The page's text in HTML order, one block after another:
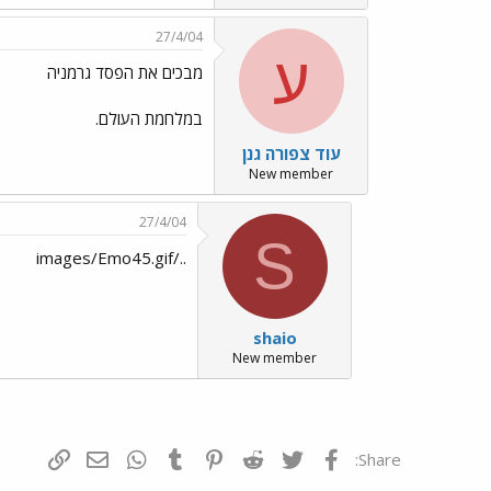
ע
עוד צפורה גנן
New member
27/4/04
מבכים את הפסד גרמניה
במלחמת העולם.
S
shaio
New member
27/4/04
../images/Emo45.gif
Share: פייסבוק Twitter
Reddit
Pinterest
Tumblr
WhatsAppדואר אלקטרוני